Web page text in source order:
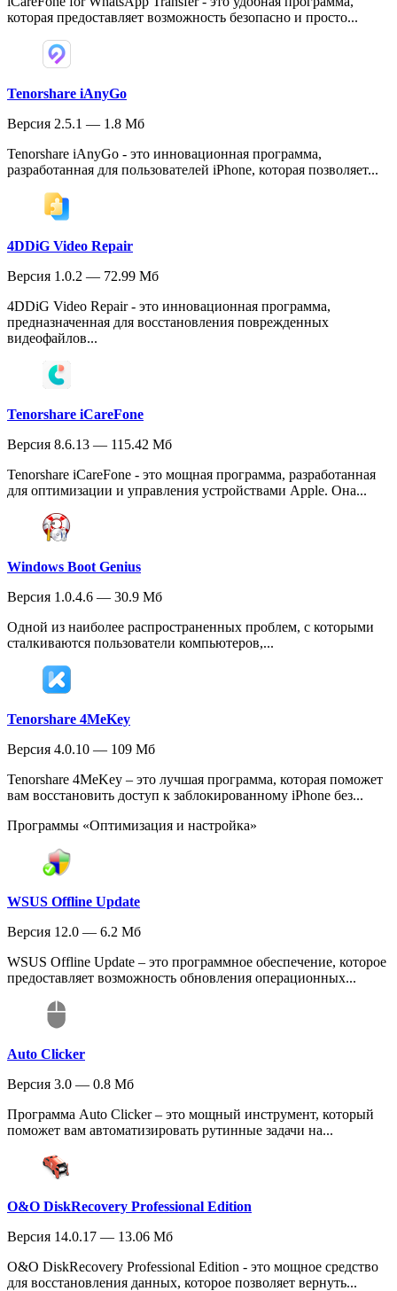
которая предоставляет возможность безопасно и просто...
Tenorshare iAnyGo
Версия 2.5.1 — 1.8 Мб
Tenorshare iAnyGo - это инновационная программа,
разработанная для пользователей iPhone, которая позволяет...
4DDiG Video Repair
Версия 1.0.2 — 72.99 Мб
4DDiG Video Repair - это инновационная программа,
предназначенная для восстановления поврежденных
видеофайлов...
Tenorshare iCareFone
Версия 8.6.13 — 115.42 Мб
Tenorshare iCareFone - это мощная программа, разработанная
для оптимизации и управления устройствами Apple. Она...
Windows Boot Genius
Версия 1.0.4.6 — 30.9 Мб
Одной из наиболее распространенных проблем, с которыми
сталкиваются пользователи компьютеров,...
Tenorshare 4MeKey
Версия 4.0.10 — 109 Мб
Tenorshare 4MeKey – это лучшая программа, которая поможет
вам восстановить доступ к заблокированному iPhone без...
Программы «Оптимизация и настройка»
WSUS Offline Update
Версия 12.0 — 6.2 Мб
WSUS Offline Update – это программное обеспечение, которое
предоставляет возможность обновления операционных...
Auto Clicker
Версия 3.0 — 0.8 Мб
Программа Auto Clicker – это мощный инструмент, который
поможет вам автоматизировать рутинные задачи на...
O&O DiskRecovery Professional Edition
Версия 14.0.17 — 13.06 Мб
O&O DiskRecovery Professional Edition - это мощное средство
для восстановления данных, которое позволяет вернуть...